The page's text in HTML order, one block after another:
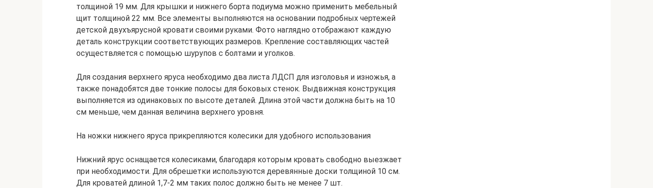
толщиной 19 мм. Для крышки и нижнего борта подиума можно применить мебельный
щит толщиной 22 мм. Все элементы выполняются на основании подробных чертежей
детской двухъярусной кровати своими руками. Фото наглядно отображают каждую
деталь конструкции соответствующих размеров. Крепление составляющих частей
осуществляется с помощью шурупов с болтами и уголков.
Для создания верхнего яруса необходимо два листа ЛДСП для изголовья и изножья, а
также понадобятся две тонкие полосы для боковых стенок. Выдвижная конструкция
выполняется из одинаковых по высоте деталей. Длина этой части должна быть на 10
см меньше, чем данная величина верхнего уровня.
На ножки нижнего яруса прикрепляются колесики для удобного использования
Нижний ярус оснащается колесиками, благодаря которым кровать свободно выезжает
при необходимости. Для обрешетки используются деревянные доски толщиной 10 см.
Для кроватей длиной 1,7-2 мм таких полос должно быть не менее 7 шт.